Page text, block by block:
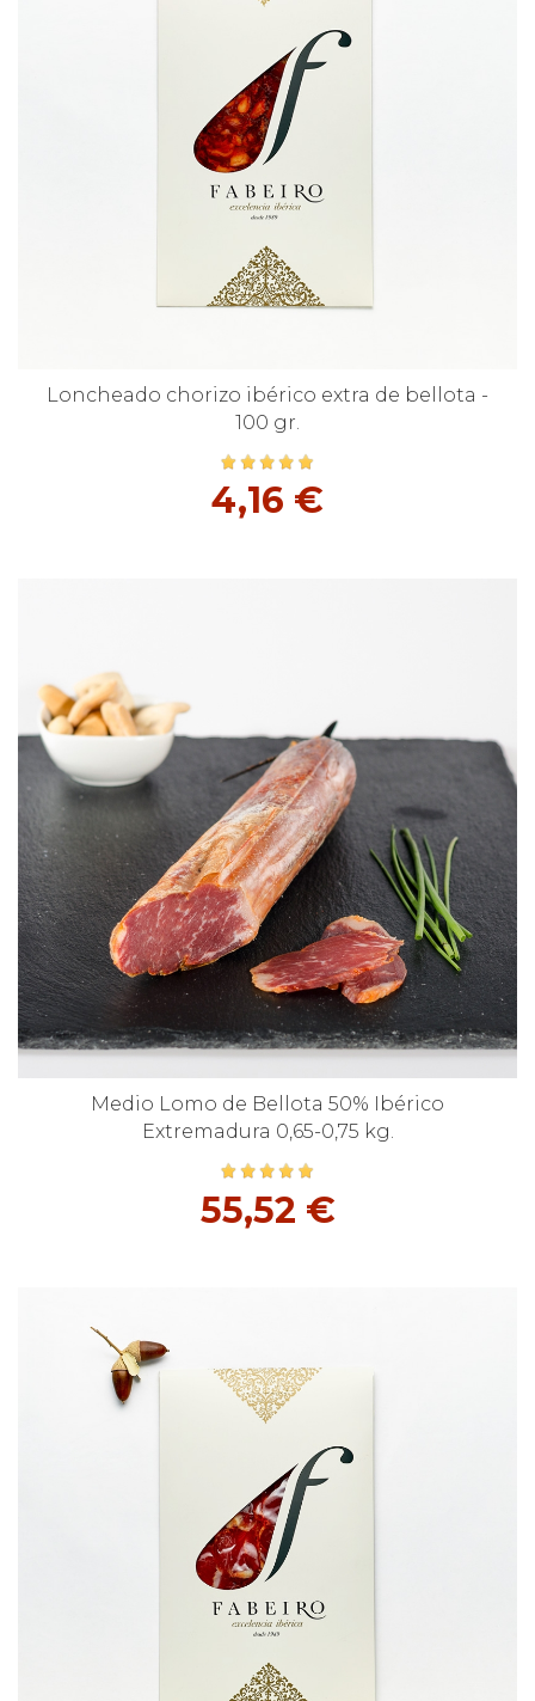
Loncheado chorizo ibérico extra de bellota -
100 gr.
4,16 €
Medio Lomo de Bellota 50% Ibérico
Extremadura 0,65-0,75 kg.
55,52 €